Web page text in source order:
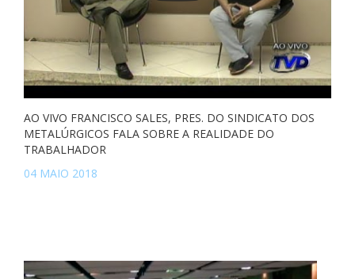
AO VIVO FRANCISCO SALES, PRES. DO SINDICATO DOS
METALÚRGICOS FALA SOBRE A REALIDADE DO
TRABALHADOR
04 MAIO 2018